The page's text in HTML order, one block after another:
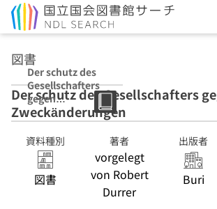
図書
Der schutz des
Gesellschafters
gegen
Zweckänderung
en
Der schutz des Gesellschafters
Zweckänderungen
資料種別
図書
著者
vorgelegt
von Robert
Durrer
出版者
Buri